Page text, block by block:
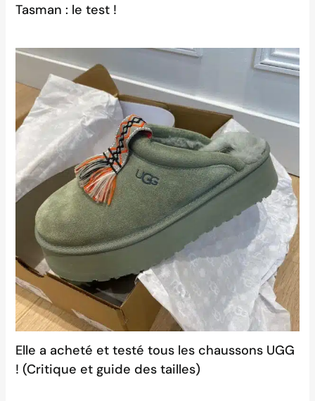
Tasman : le test !
Elle a acheté et testé tous les chaussons UGG
! (Critique et guide des tailles)